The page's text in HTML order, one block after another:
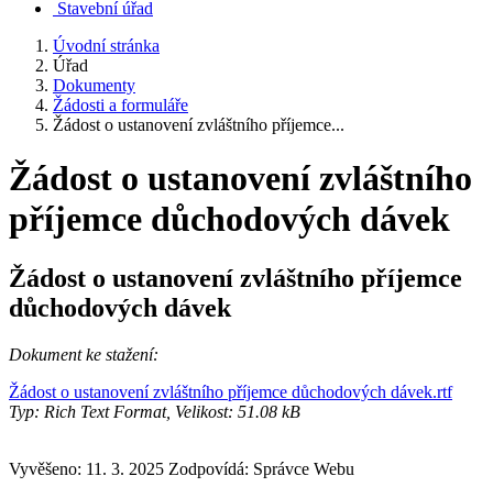
Stavební úřad
Úvodní stránka
Úřad
Dokumenty
Žádosti a formuláře
Žádost o ustanovení zvláštního příjemce...
Žádost o ustanovení zvláštního
příjemce důchodových dávek
Žádost o ustanovení zvláštního příjemce
důchodových dávek
Dokument ke stažení:
Žádost o ustanovení zvláštního příjemce důchodových dávek.rtf
Typ: Rich Text Format, Velikost: 51.08 kB
Vyvěšeno: 11. 3. 2025 Zodpovídá: Správce Webu